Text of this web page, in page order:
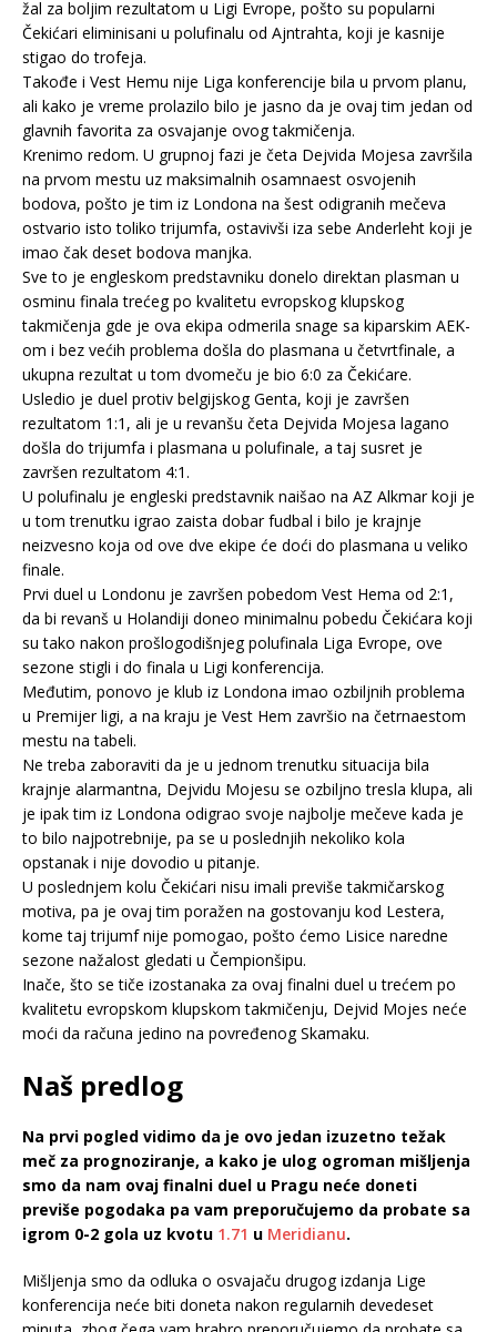
žal za boljim rezultatom u Ligi Evrope, pošto su popularni
Čekićari eliminisani u polufinalu od Ajntrahta, koji je kasnije
stigao do trofeja.
Takođe i Vest Hemu nije Liga konferencije bila u prvom planu,
ali kako je vreme prolazilo bilo je jasno da je ovaj tim jedan od
glavnih favorita za osvajanje ovog takmičenja.
Krenimo redom. U grupnoj fazi je četa Dejvida Mojesa završila
na prvom mestu uz maksimalnih osamnaest osvojenih
bodova, pošto je tim iz Londona na šest odigranih mečeva
ostvario isto toliko trijumfa, ostavivši iza sebe Anderleht koji je
imao čak deset bodova manjka.
Sve to je engleskom predstavniku donelo direktan plasman u
osminu finala trećeg po kvalitetu evropskog klupskog
takmičenja gde je ova ekipa odmerila snage sa kiparskim AEK-
om i bez većih problema došla do plasmana u četvrtfinale, a
ukupna rezultat u tom dvomeču je bio 6:0 za Čekićare.
Usledio je duel protiv belgijskog Genta, koji je završen
rezultatom 1:1, ali je u revanšu četa Dejvida Mojesa lagano
došla do trijumfa i plasmana u polufinale, a taj susret je
završen rezultatom 4:1.
U polufinalu je engleski predstavnik naišao na AZ Alkmar koji je
u tom trenutku igrao zaista dobar fudbal i bilo je krajnje
neizvesno koja od ove dve ekipe će doći do plasmana u veliko
finale.
Prvi duel u Londonu je završen pobedom Vest Hema od 2:1,
da bi revanš u Holandiji doneo minimalnu pobedu Čekićara koji
su tako nakon prošlogodišnjeg polufinala Liga Evrope, ove
sezone stigli i do finala u Ligi konferencija.
Međutim, ponovo je klub iz Londona imao ozbiljnih problema
u Premijer ligi, a na kraju je Vest Hem završio na četrnaestom
mestu na tabeli.
Ne treba zaboraviti da je u jednom trenutku situacija bila
krajnje alarmantna, Dejvidu Mojesu se ozbiljno tresla klupa, ali
je ipak tim iz Londona odigrao svoje najbolje mečeve kada je
to bilo najpotrebnije, pa se u poslednjih nekoliko kola
opstanak i nije dovodio u pitanje.
U poslednjem kolu Čekićari nisu imali previše takmičarskog
motiva, pa je ovaj tim poražen na gostovanju kod Lestera,
kome taj trijumf nije pomogao, pošto ćemo Lisice naredne
sezone nažalost gledati u Čempionšipu.
Inače, što se tiče izostanaka za ovaj finalni duel u trećem po
kvalitetu evropskom klupskom takmičenju, Dejvid Mojes neće
moći da računa jedino na povređenog Skamaku.
Naš predlog
Na prvi pogled vidimo da je ovo jedan izuzetno težak
meč za prognoziranje, a kako je ulog ogroman mišljenja
smo da nam ovaj finalni duel u Pragu neće doneti
previše pogodaka pa vam preporučujemo da probate sa
igrom 0-2 gola uz kvotu 1.71 u Meridianu.
Mišljenja smo da odluka o osvajaču drugog izdanja Lige
konferencija neće biti doneta nakon regularnih devedeset